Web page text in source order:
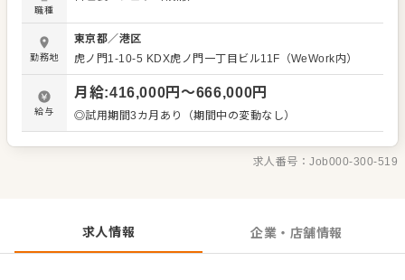
おける地元の新鮮な食材仕入れもお任せするため、料理人
としての知見を存分に活かせる環境です。総料理長の下船
時は、総料理長代行として乗船しマネジメントを行ってい
ただきます。 働き方は2～3ヶ月の連続乗船後、1ヶ月～1ヶ
月半の連続休暇を取得するサイクルです。交通や観光など
多角的なインフラビジネスを展開する「両備グループ」の
てキャリアを築けます。 ＜おすすめポイント＞ 最大年収
800万円が狙える高い給与水準に加え、乗船中は3食の食事
なります。
職種
勤務地
東京都／港区
虎ノ門1-10-5 KDX虎ノ門一丁目ビル11F（WeWork内）
給与
月給:416,000円〜666,000円
◎試用期間3カ月あり（期間中の変動なし）
求人番号：Job000-300-519
求人情報 企業・店舗情報